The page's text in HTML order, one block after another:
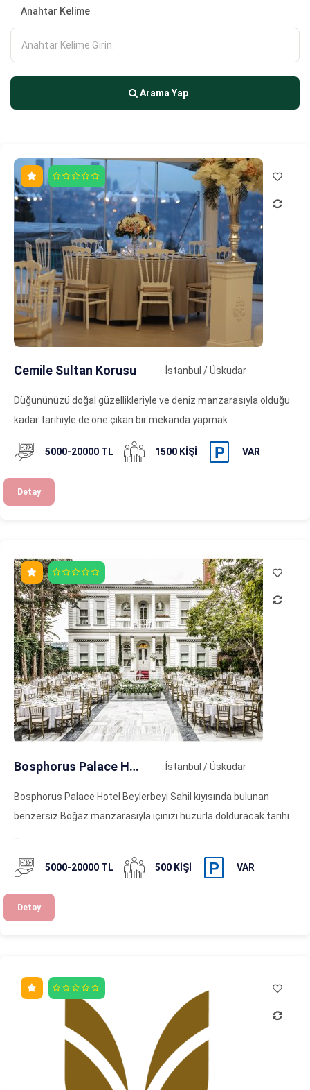
Anahtar Kelime
Arama Yap
Cemile Sultan Korusu İstanbul / Üsküdar
Düğününüzü doğal güzellikleriyle ve deniz manzarasıyla olduğu
kadar tarihiyle de öne çıkan bir mekanda yapmak ...
5000-20000 TL 1500 KIŞI VAR
Detay
Bosphorus Palace Hotel İstanbul / Üsküdar
Bosphorus Palace Hotel Beylerbeyi Sahil kıyısında bulunan
benzersiz Boğaz manzarasıyla içinizi huzurla dolduracak tarihi
5000-20000 TL 500 KIŞI VAR
Detay